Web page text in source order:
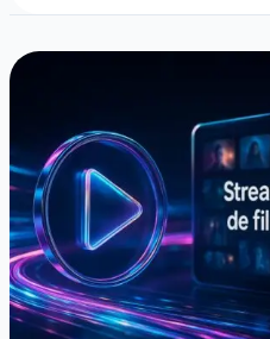
Wiflix :
et
séries
–
adresses,
applications,
alternatives
;
légalité
2025